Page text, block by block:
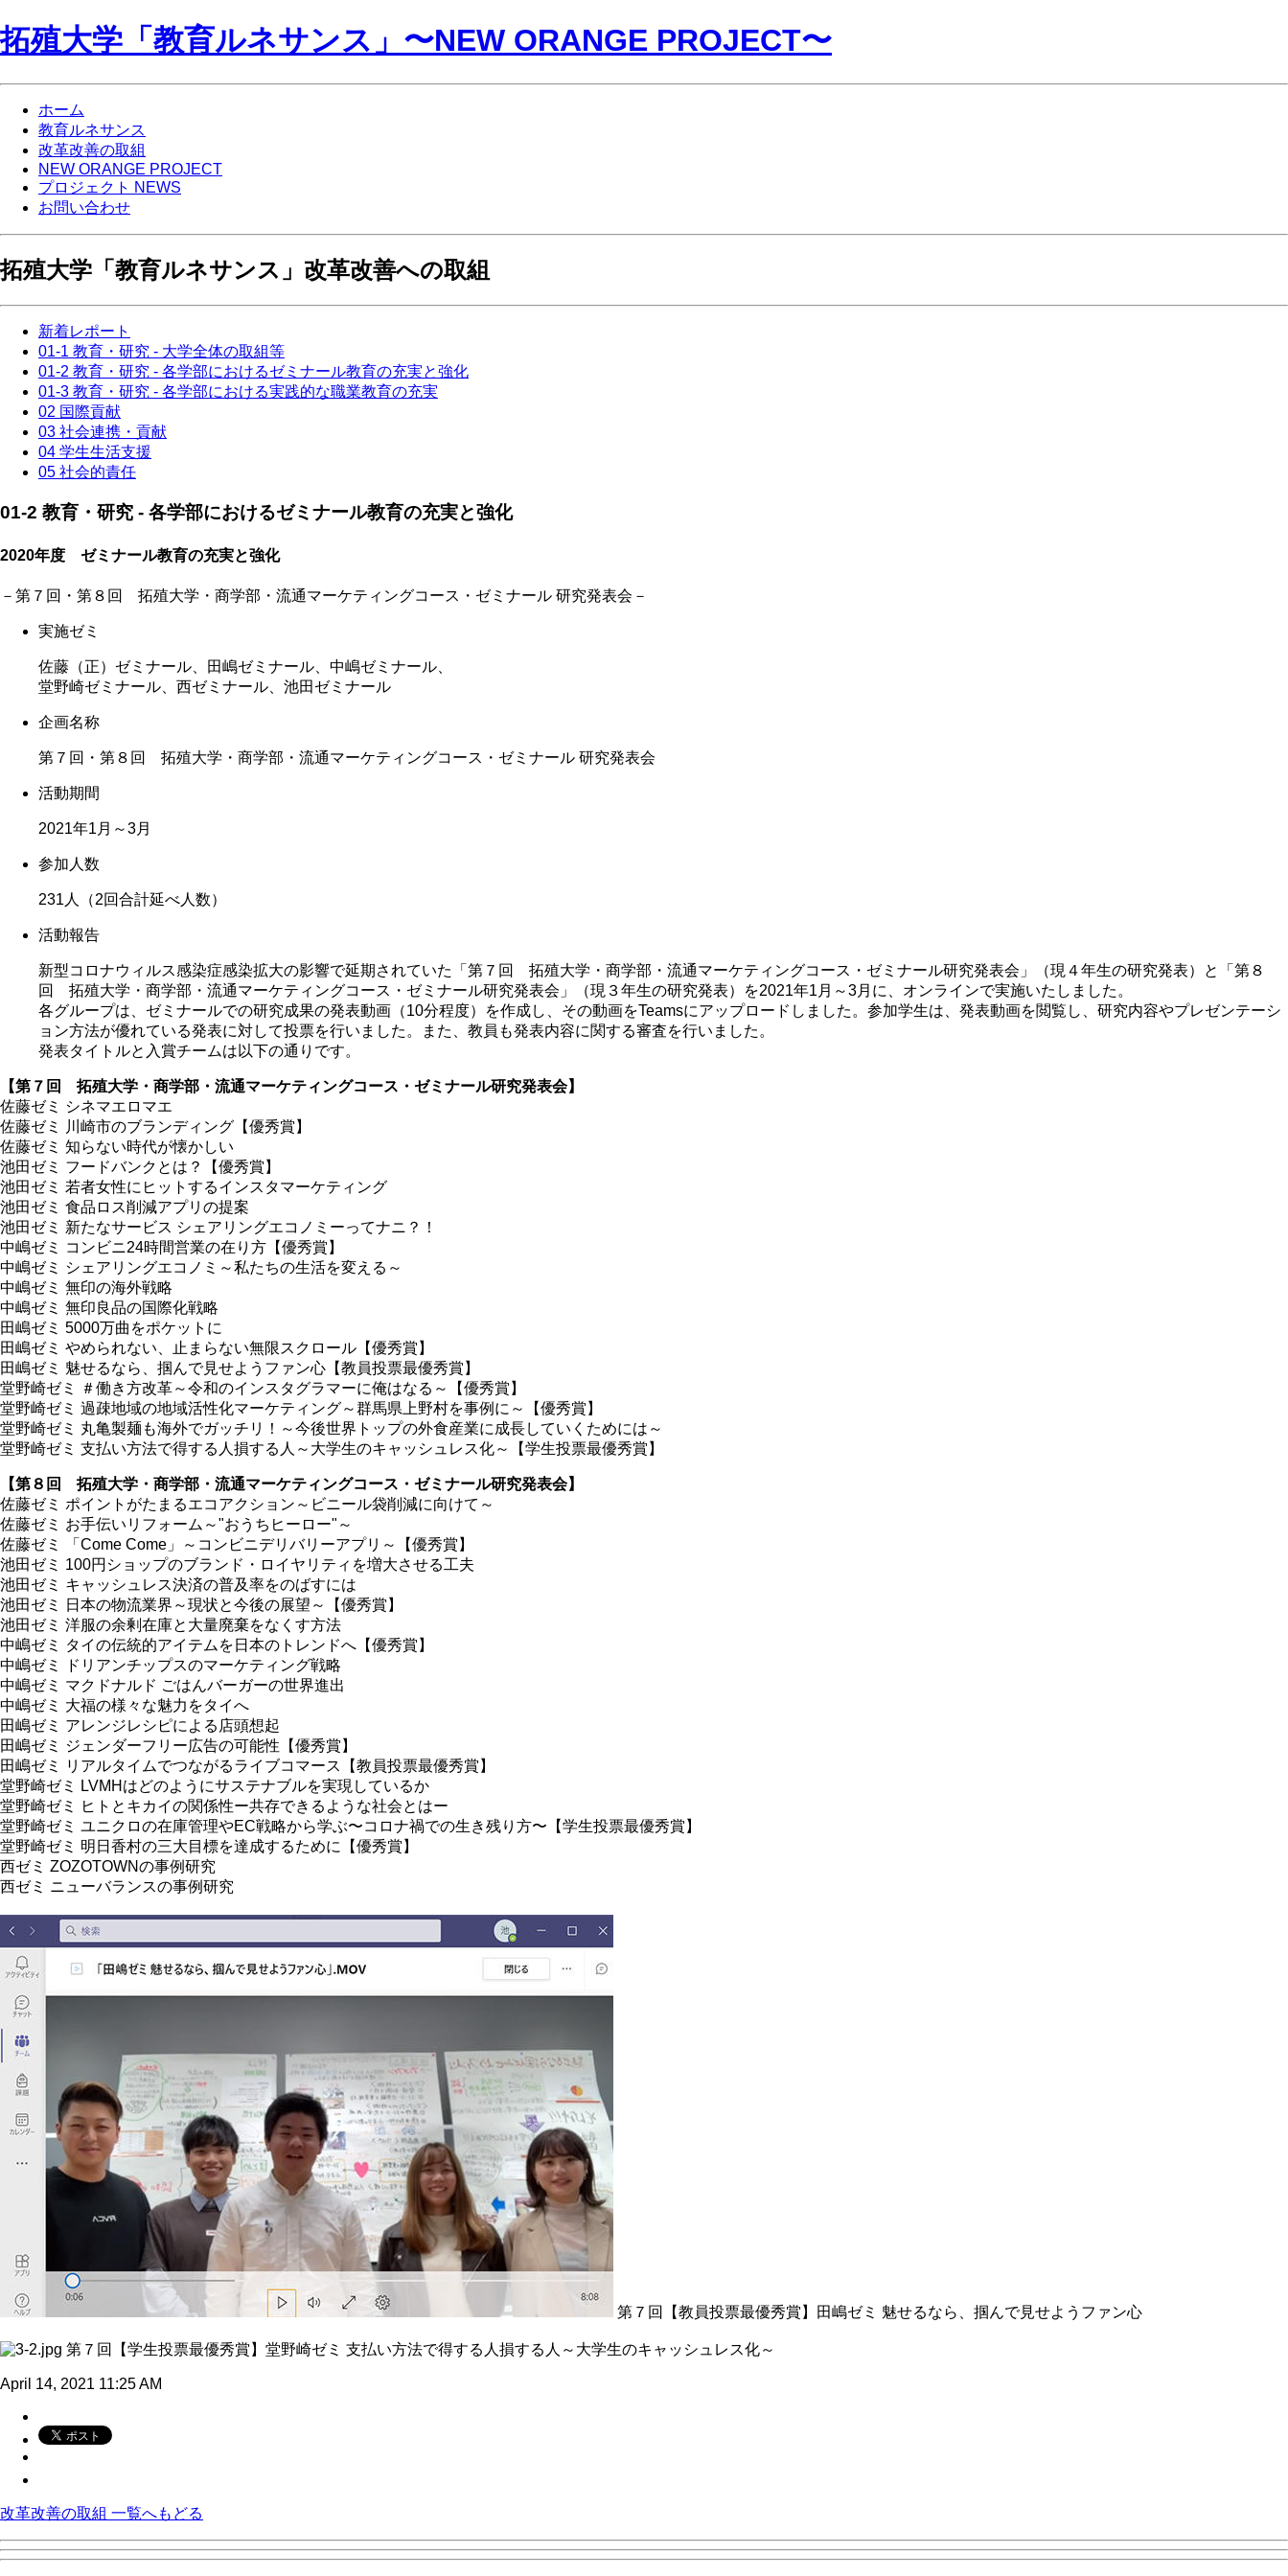
拓殖大学「教育ルネサンス」〜NEW ORANGE PROJECT〜
ホーム
教育ルネサンス
改革改善の取組
NEW ORANGE PROJECT
プロジェクト NEWS
お問い合わせ
拓殖大学「教育ルネサンス」改革改善への取組
新着レポート
01-1 教育・研究 - 大学全体の取組等
01-2 教育・研究 - 各学部におけるゼミナール教育の充実と強化
01-3 教育・研究 - 各学部における実践的な職業教育の充実
02 国際貢献
03 社会連携・貢献
04 学生生活支援
05 社会的責任
01-2 教育・研究 - 各学部におけるゼミナール教育の充実と強化
2020年度 ゼミナール教育の充実と強化
－第７回・第８回 拓殖大学・商学部・流通マーケティングコース・ゼミナール 研究発表会－
実施ゼミ
佐藤（正）ゼミナール、田嶋ゼミナール、中嶋ゼミナール、
堂野崎ゼミナール、西ゼミナール、池田ゼミナール
企画名称
第７回・第８回 拓殖大学・商学部・流通マーケティングコース・ゼミナール 研究発表会
活動期間
2021年1月～3月
参加人数
231人（2回合計延べ人数）
活動報告
新型コロナウィルス感染症感染拡大の影響で延期されていた「第７回 拓殖大学・商学部・流通マーケティングコース・ゼミナール研究発表会」（現４年生の研究発表）と「第８
回 拓殖大学・商学部・流通マーケティングコース・ゼミナール研究発表会」（現３年生の研究発表）を2021年1月～3月に、オンラインで実施いたしました。
各グループは、ゼミナールでの研究成果の発表動画（10分程度）を作成し、その動画をTeamsにアップロードしました。参加学生は、発表動画を閲覧し、研究内容やプレゼンテーシ
ョン方法が優れている発表に対して投票を行いました。また、教員も発表内容に関する審査を行いました。
発表タイトルと入賞チームは以下の通りです。
【第７回 拓殖大学・商学部・流通マーケティングコース・ゼミナール研究発表会】
佐藤ゼミ シネマエロマエ
佐藤ゼミ 川崎市のブランディング【優秀賞】
佐藤ゼミ 知らない時代が懐かしい
池田ゼミ フードバンクとは？【優秀賞】
池田ゼミ 若者女性にヒットするインスタマーケティング
池田ゼミ 食品ロス削減アプリの提案
池田ゼミ 新たなサービス シェアリングエコノミーってナニ？！
中嶋ゼミ コンビニ24時間営業の在り方【優秀賞】
中嶋ゼミ シェアリングエコノミ～私たちの生活を変える～
中嶋ゼミ 無印の海外戦略
中嶋ゼミ 無印良品の国際化戦略
田嶋ゼミ 5000万曲をポケットに
田嶋ゼミ やめられない、止まらない無限スクロール【優秀賞】
田嶋ゼミ 魅せるなら、掴んで見せようファン心【教員投票最優秀賞】
堂野崎ゼミ ＃働き方改革～令和のインスタグラマーに俺はなる～【優秀賞】
堂野崎ゼミ 過疎地域の地域活性化マーケティング～群馬県上野村を事例に～【優秀賞】
堂野崎ゼミ 丸亀製麺も海外でガッチリ！～今後世界トップの外食産業に成長していくためには～
堂野崎ゼミ 支払い方法で得する人損する人～大学生のキャッシュレス化～【学生投票最優秀賞】
【第８回 拓殖大学・商学部・流通マーケティングコース・ゼミナール研究発表会】
佐藤ゼミ ポイントがたまるエコアクション～ビニール袋削減に向けて～
佐藤ゼミ お手伝いリフォーム～"おうちヒーロー"～
佐藤ゼミ 「Come Come」～コンビニデリバリーアプリ～【優秀賞】
池田ゼミ 100円ショップのブランド・ロイヤリティを増大させる工夫
池田ゼミ キャッシュレス決済の普及率をのばすには
池田ゼミ 日本の物流業界～現状と今後の展望～【優秀賞】
池田ゼミ 洋服の余剰在庫と大量廃棄をなくす方法
中嶋ゼミ タイの伝統的アイテムを日本のトレンドへ【優秀賞】
中嶋ゼミ ドリアンチップスのマーケティング戦略
中嶋ゼミ マクドナルド ごはんバーガーの世界進出
中嶋ゼミ 大福の様々な魅力をタイへ
田嶋ゼミ アレンジレシピによる店頭想起
田嶋ゼミ ジェンダーフリー広告の可能性【優秀賞】
田嶋ゼミ リアルタイムでつながるライブコマース【教員投票最優秀賞】
堂野崎ゼミ LVMHはどのようにサステナブルを実現しているか
堂野崎ゼミ ヒトとキカイの関係性ー共存できるような社会とはー
堂野崎ゼミ ユニクロの在庫管理やEC戦略から学ぶ〜コロナ禍での生き残り方〜【学生投票最優秀賞】
堂野崎ゼミ 明日香村の三大目標を達成するために【優秀賞】
西ゼミ ZOZOTOWNの事例研究
西ゼミ ニューバランスの事例研究
第７回【教員投票最優秀賞】田嶋ゼミ 魅せるなら、掴んで見せようファン心
第７回【学生投票最優秀賞】堂野崎ゼミ 支払い方法で得する人損する人～大学生のキャッシュレス化～
April 14, 2021 11:25 AM
改革改善の取組 一覧へもどる